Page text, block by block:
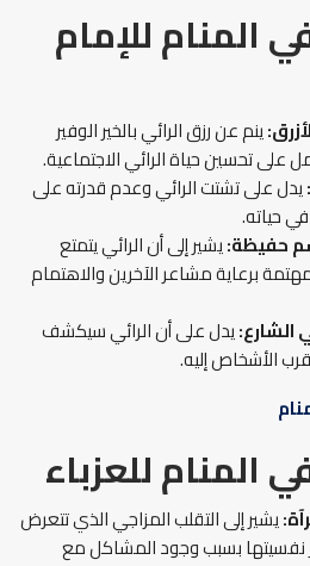
المنامللإمام
ينم عن رزق الرائي بالخير الوفير
على تحسين حياة الرائي الاجتماعية.
يدل على تشتت الرائي وعدم قدرته على
حياته.
حفيظة:يشير إلى أن الرائي يتمتع
برعاية مشاعر الآخرين والاهتمام
يدل على أن الرائي سيكشف
الأشخاص إليه.
المنامللعزباء
يشير إلى التقلب المزاجي الذي تتعرض
نفسيتها بسبب وجود المشاكل مع